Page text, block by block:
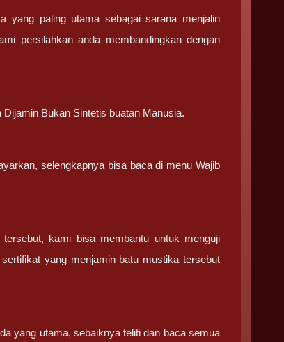
yang paling utama sebagai sarana menjalin
persilahkan anda membandingkan dengan
Bukan Sintetis buatan Manusia.
selengkapnya bisa baca di menu Wajib
kami bisa membantu untuk menguji
yang menjamin batu mustika tersebut
yang utama, sebaiknya teliti dan baca semua